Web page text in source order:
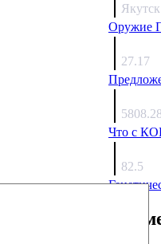
Якутск
Оружие
27.17
5808.28
Что с
82.5